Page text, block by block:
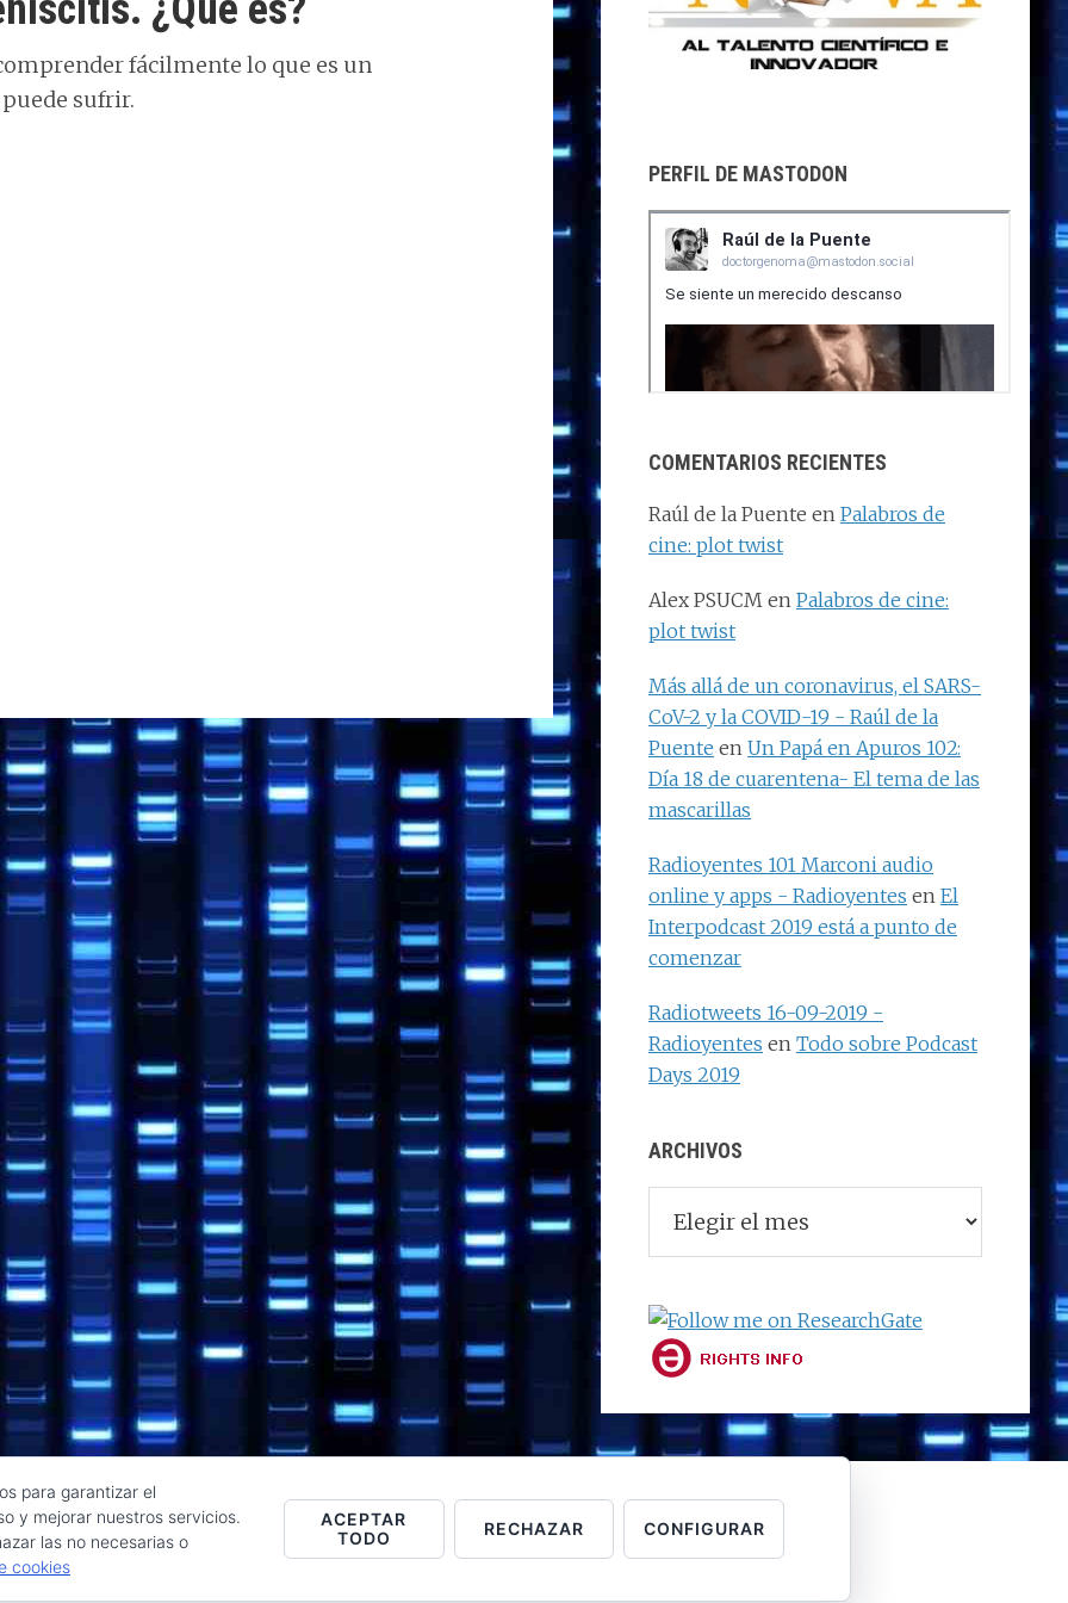
fácilmente lo que es un
sufrir.
PERFIL DE MASTODON
COMENTARIOS RECIENTES
Raúl de la Puente en Palabros de
cine: plot twist
Alex PSUCM en Palabros de cine:
plot twist
Más allá de un coronavirus, el SARS-
CoV-2 y la COVID-19 - Raúl de la
Puente en Un Papá en Apuros 102:
Día 18 de cuarentena- El tema de las
mascarillas
Radioyentes 101 Marconi audio
online y apps - Radioyentes en El
Interpodcast 2019 está a punto de
comenzar
Radiotweets 16-09-2019 -
Radioyentes en Todo sobre Podcast
Days 2019
ARCHIVOS
Raúl de la Puente - Derechos reservados© 2026 · Acceder
para garantizar el
y mejorar nuestros servicios.
las no necesarias o
cookies
ACEPTAR
TODO
RECHAZAR CONFIGURAR